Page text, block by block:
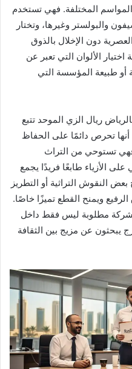
المختلفة. فهي تستخدم
والبولستر وغيرها، وتختار
دون الإخلال بالذوق
الألوان التي تعبر عن
طبيعة المؤسسة التي
ريال الزي الموحد تتبع
أنها تحرص دائمًا على الحفاظ
تستوحي من التراث
الأزياء طابعًا فريدًا يجمع
بعض النقوش التراثية أو التطريز
ويمنح القطع تميزًا خاصًا.
مطلوبة ليس فقط داخل
يبحثون عن مزيج بين الثقافة